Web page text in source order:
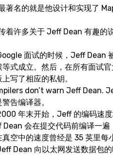
著名的就是他设计和实现了
着许多关于 Jeff Dean 有趣的
面试的时候，Jeff Dean
等式成立。然后，在所有面试
上写了相应的私钥。
don’t warn Jeff Dean.
告编译器。
年末开始，Jeff 的编码速
会在提交代码前编译一遍
真空中的速度曾经是 35 英里每
Dean 向以太网发送数据包